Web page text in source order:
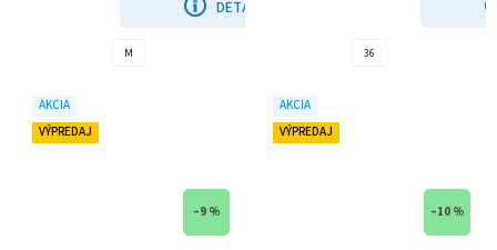
DETAIL
M 36
AKCIA
VÝPREDAJ
–9 %
AKCIA
VÝPREDAJ
–10 %